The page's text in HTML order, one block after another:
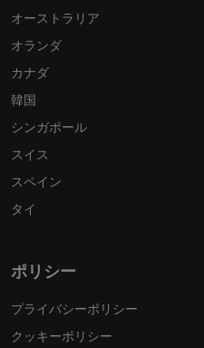
オーストラリア
オランダ
カナダ
韓国
シンガポール
スイス
スペイン
タイ
ポリシー
プライバシーポリシー
クッキーポリシー